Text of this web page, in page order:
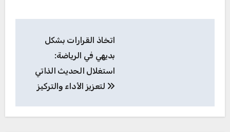
navigation
اتخاذ القرارات بشكل
بديهي في الرياضة:
استغلال الحديث الذاتي